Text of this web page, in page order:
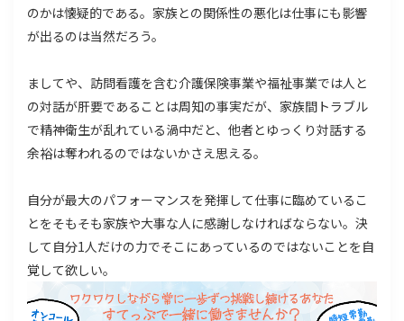
のかは懐疑的である。家族との関係性の悪化は仕事にも影響
が出るのは当然だろう。
ましてや、訪問看護を含む介護保険事業や福祉事業では人と
の対話が肝要であることは周知の事実だが、家族間トラブル
で精神衛生が乱れている渦中だと、他者とゆっくり対話する
余裕は奪われるのではないかさえ思える。
自分が最大のパフォーマンスを発揮して仕事に臨めているこ
とをそもそも家族や大事な人に感謝しなければならない。決
して自分1人だけの力でそこにあっているのではないことを自
覚して欲しい。